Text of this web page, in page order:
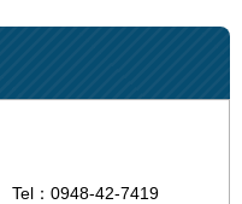
Tel：0948-42-7419